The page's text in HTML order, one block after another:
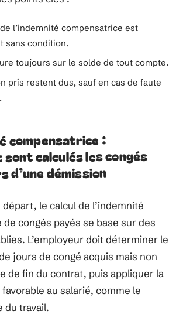
l’indemnité compensatrice est
sans condition.
toujours sur le solde de tout compte.
pris restent dus, sauf en cas de faute
compensatrice :
calculés les congés
d’une démission
le calcul de l’indemnité
congés payés se base sur des
L’employeur doit déterminer le
jours de congé acquis mais non
de fin du contrat, puis appliquer la
au salarié, comme le
du travail.